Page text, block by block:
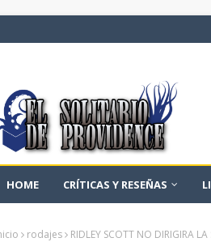
HOME CRÍTICAS Y RESEÑAS
rodajes RIDLEY SCOTT NO DIRIGIRA